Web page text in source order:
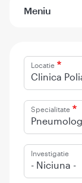
Meniu
Locatie
Clinica
Specialitate
Investigatie
- Niciuna -